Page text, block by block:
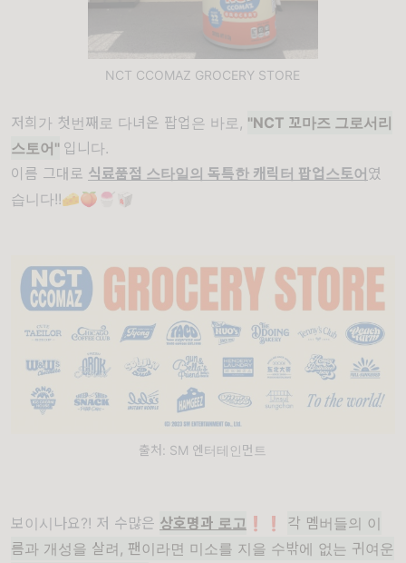
NCT CCOMAZ GROCERY STORE
저희가 첫번째로 다녀온 팝업은 바로, "NCT 꼬마즈 그로서리
스토어" 입니다.
이름 그대로 식료품점 스타일의 독특한 캐릭터 팝업스토어 였
습니다!!🧀🍑🍧🥡
출처: SM 엔터테인먼트
보이시나요?! 저 수많은 상호명과 로고 ❗❗ 각 멤버들의 이
름과 개성을 살려, 팬이라면 미소를 지을 수밖에 없는 귀여운